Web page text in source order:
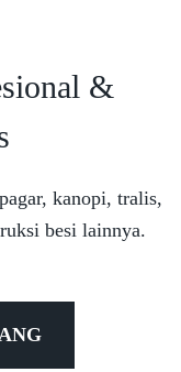
&
kanopi, tralis,
besi lainnya.